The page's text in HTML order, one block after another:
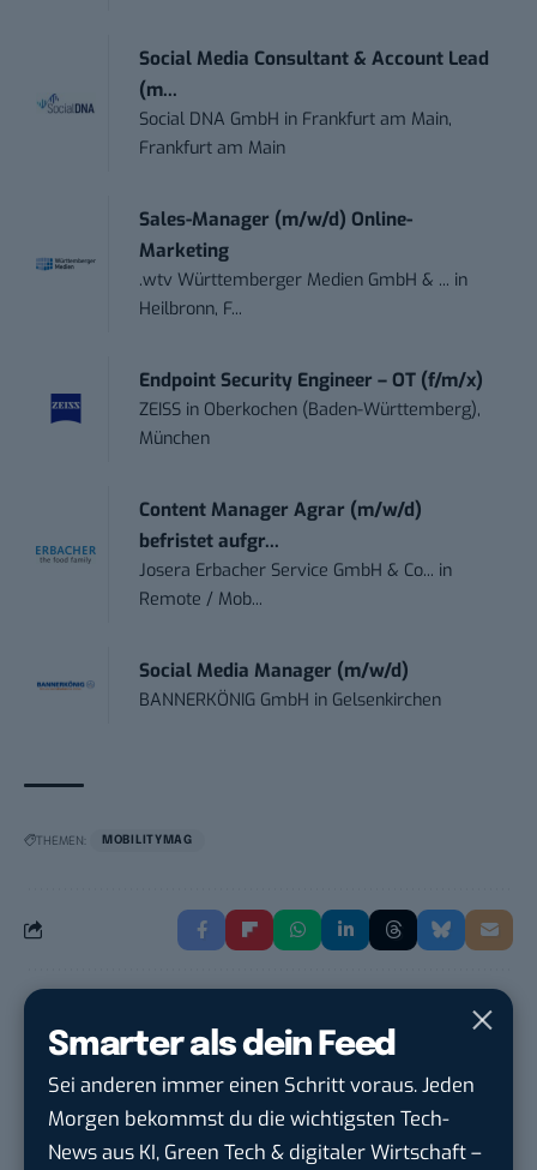
Smarter als dein Feed
Sei anderen immer einen Schritt voraus. Jeden
Morgen bekommst du die wichtigsten Tech-
News aus KI, Green Tech & digitaler Wirtschaft –
Social Media Consultant & Account Lead
(m...
Social DNA GmbH in Frankfurt am Main,
Frankfurt am Main
Sales-Manager (m/w/d) Online-
Marketing
.wtv Württemberger Medien GmbH & ... in
Heilbronn, F...
Endpoint Security Engineer – OT (f/m/x)
ZEISS in Oberkochen (Baden-Württemberg),
München
Content Manager Agrar (m/w/d)
befristet aufgr...
Josera Erbacher Service GmbH & Co... in
Remote / Mob...
Social Media Manager (m/w/d)
BANNERKÖNIG GmbH in Gelsenkirchen
THEMEN: MOBILITYMAG
Andrea war von 2017 bis 2023 für BASIC thinking tätig. Bereits
während ihrer Schulzeit begann 2011 ihre Arbeit als freie
Journalistin, die 2013 durch das Studium im Fachbereich
Journalismus und Unternehmenskommunikation fortgeführt